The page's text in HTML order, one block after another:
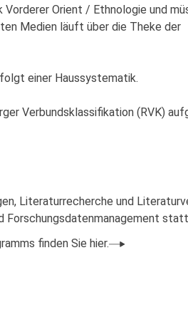
Orient / Ethnologie und
Medien läuft über die Theke der
einer Haussystematik.
Verbundsklassifikation (RVK)
Literaturrecherche und
Forschungsdatenmanagement
finden Sie hier.